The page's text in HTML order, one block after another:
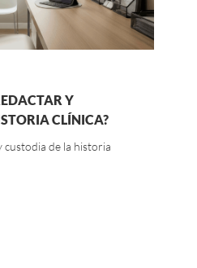
Y
CLÍNICA?
custodia de la historia